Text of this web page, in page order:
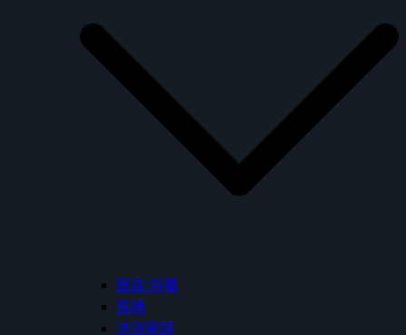
面盆/浴櫃
馬桶
沐浴龍頭